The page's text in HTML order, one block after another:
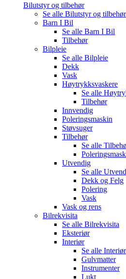
Bilutstyr og tilbehør
Se alle Bilutstyr og tilbehør
Barn I Bil
Se alle Barn I Bil
Tilbehør
Bilpleie
Se alle Bilpleie
Dekk
Vask
Høytrykksvaskere
Se alle
Tilbehør
Innvendig
Poleringsmaskin
Støvsuger
Tilbehør
Se alle
Utvendig
Se alle
Dekk og Felg
Polering
Vask
Vask og rens
Bilrekvisita
Se alle Bilrekvisita
Eksteriør
Interiør
Se alle Interiør
Gulvmatter
Instrumenter
Lukt